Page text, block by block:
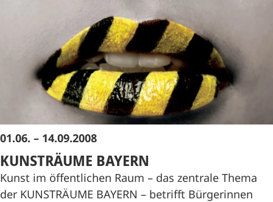
01.06. – 14.09.2008
KUNSTRÄUME BAYERN
Kunst im öffentlichen Raum – das zentrale Thema
der KUNSTRÄUME BAYERN – betrifft Bürgerinnen